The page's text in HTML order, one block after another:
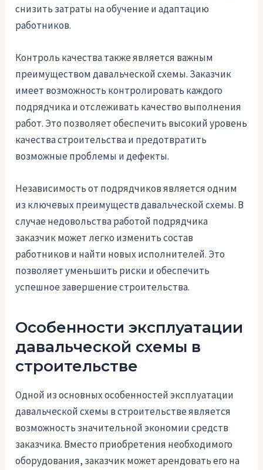
снизить затраты на обучение и адаптацию
работников.
Контроль качества также является важным
преимуществом давальческой схемы. Заказчик
имеет возможность контролировать каждого
подрядчика и отслеживать качество выполнения
работ. Это позволяет обеспечить высокий уровень
качества строительства и предотвратить
возможные проблемы и дефекты.
Независимость от подрядчиков является одним
из ключевых преимуществ давальческой схемы. В
случае недовольства работой подрядчика
заказчик может легко изменить состав
работников и найти новых исполнителей. Это
позволяет уменьшить риски и обеспечить
успешное завершение строительства.
Особенности эксплуатации
давальческой схемы в
строительстве
Одной из основных особенностей эксплуатации
давальческой схемы в строительстве является
возможность значительной экономии средств
заказчика. Вместо приобретения необходимого
оборудования, заказчик может арендовать его на